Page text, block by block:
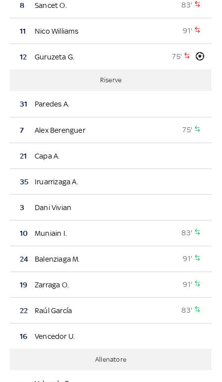
8 Sancet O. 83'
11 Nico Williams 91'
12 Guruzeta G. 75'
Riserve
31 Paredes A.
7 Alex Berenguer 75'
21 Capa A.
35 Iruarrizaga A.
3 Dani Vivian
10 Muniain I. 83'
24 Balenziaga M. 91'
19 Zarraga O. 91'
22 Raúl García 83'
16 Vencedor U.
Allenatore